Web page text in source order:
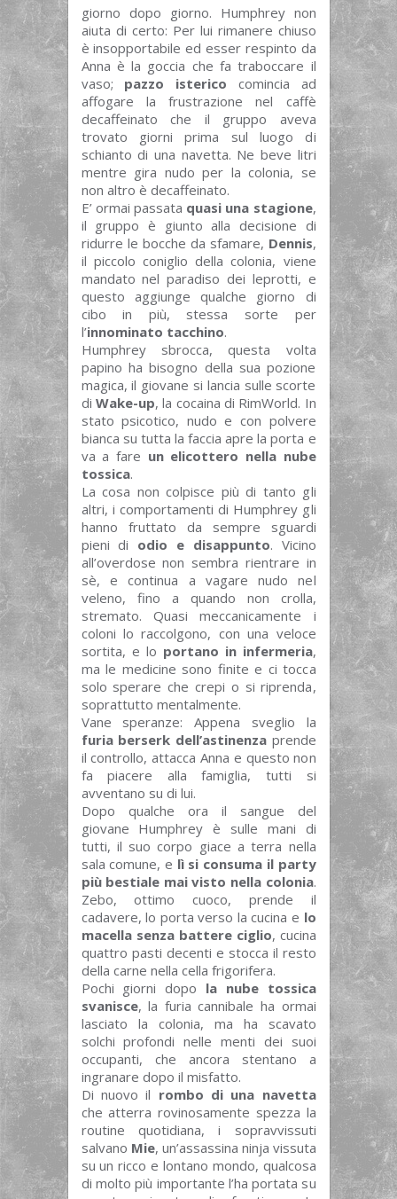
giorno dopo giorno. Humphrey non
aiuta di certo: Per lui rimanere chiuso
è insopportabile ed esser respinto da
Anna è la goccia che fa traboccare il
vaso; pazzo isterico comincia ad
affogare la frustrazione nel caffè
decaffeinato che il gruppo aveva
trovato giorni prima sul luogo di
schianto di una navetta. Ne beve litri
mentre gira nudo per la colonia, se
non altro è decaffeinato.
E’ ormai passata quasi una stagione,
il gruppo è giunto alla decisione di
ridurre le bocche da sfamare, Dennis,
il piccolo coniglio della colonia, viene
mandato nel paradiso dei leprotti, e
questo aggiunge qualche giorno di
cibo in più, stessa sorte per
l’innominato tacchino.
Humphrey sbrocca, questa volta
papino ha bisogno della sua pozione
magica, il giovane si lancia sulle scorte
di Wake-up, la cocaina di RimWorld. In
stato psicotico, nudo e con polvere
bianca su tutta la faccia apre la porta e
va a fare un elicottero nella nube
tossica.
La cosa non colpisce più di tanto gli
altri, i comportamenti di Humphrey gli
hanno fruttato da sempre sguardi
pieni di odio e disappunto. Vicino
all’overdose non sembra rientrare in
sè, e continua a vagare nudo nel
veleno, fino a quando non crolla,
stremato. Quasi meccanicamente i
coloni lo raccolgono, con una veloce
sortita, e lo portano in infermeria,
ma le medicine sono finite e ci tocca
solo sperare che crepi o si riprenda,
soprattutto mentalmente.
Vane speranze: Appena sveglio la
furia berserk dell’astinenzaprende
il controllo, attacca Anna e questo non
fa piacere alla famiglia, tutti si
avventano su di lui.
Dopo qualche ora il sangue del
giovane Humphrey è sulle mani di
tutti, il suo corpo giace a terra nella
sala comune, e lì si consuma il party
più bestiale mai visto nella colonia.
Zebo, ottimo cuoco, prende il
cadavere, lo porta verso la cucina e lo
macella senza battere ciglio, cucina
quattro pasti decenti e stocca il resto
della carne nella cella frigorifera.
Pochi giorni dopo la nube tossica
svanisce, la furia cannibale ha ormai
lasciato la colonia, ma ha scavato
solchi profondi nelle menti dei suoi
occupanti, che ancora stentano a
ingranare dopo il misfatto.
Di nuovo il rombo di una navetta
che atterra rovinosamente spezza la
routine quotidiana, i sopravvissuti
salvano Mie, un’assassina ninja vissuta
su un ricco e lontano mondo, qualcosa
di molto più importante l’ha portata su